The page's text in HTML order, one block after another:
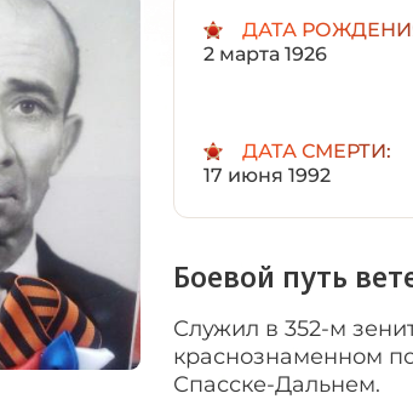
ДАТА
2 марта 1926
ДАТА СМЕРТИ:
17 июня 1992
Боевой путь
Служил в 352-м
краснознаменном
Спасске-Дальнем.